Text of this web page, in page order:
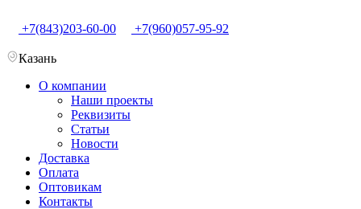
+7(843)203-60-00 +7(960)057-95-92
Казань
О компании
Наши проекты
Реквизиты
Статьи
Новости
Доставка
Оплата
Оптовикам
Контакты